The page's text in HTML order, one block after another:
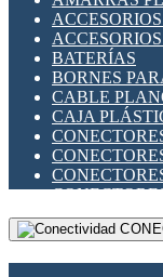
INTERFACES
LLAVES
MEDIDORES
MOTORES
PANTALLAS
PLC -
RELÉS DE
SENSORES
BATERÍAS
BORNES
CABLE
CAJA
DIP